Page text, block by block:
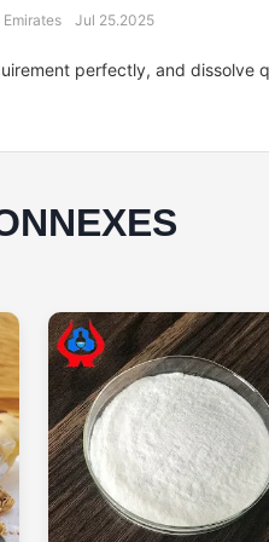
Jul 25.2025
perfectly, and dissolve